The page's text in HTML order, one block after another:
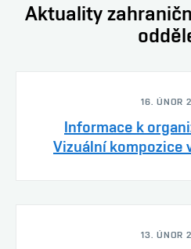
Aktuality
16. ÚNOR
Informace k
Vizuální kompozice
13. ÚNOR